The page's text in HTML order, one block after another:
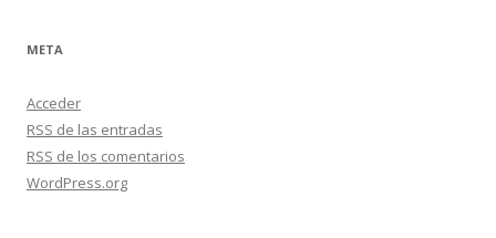
META
Acceder
RSS de las entradas
RSS de los comentarios
WordPress.org